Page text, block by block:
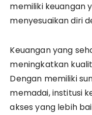
memiliki keuangan
menyesuaikan diri
Keuangan yang
meningkatkan
Dengan memiliki
memadai, institusi
akses yang lebih